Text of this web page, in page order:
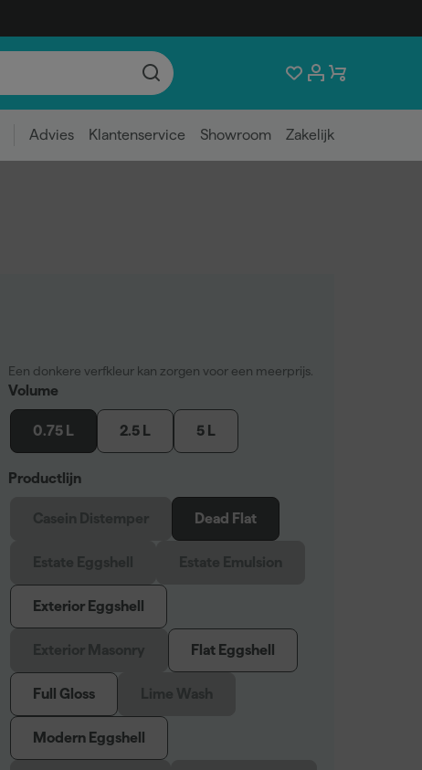
Advies Klantenservice Showroom Zakelijk
Een donkere verfkleur kan zorgen voor een meerprijs.
Volume
0.75 L 2.5 L 5 L
Productlijn
Dead Flat
Exterior Eggshell
Flat Eggshell
Full Gloss
Modern Eggshell